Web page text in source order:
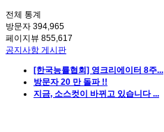
전체 통계
방문자 394,965
페이지뷰 855,617
공지사항 게시판
[한국능률협회] 영크리에이터 8주...
방문자 20 만 돌파 !!
지금, 소스컷이 바뀌고 있습니다 ...